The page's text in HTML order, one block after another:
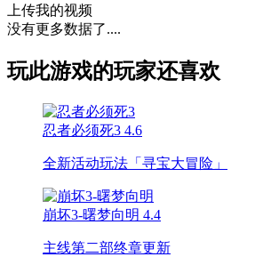
上传我的视频
没有更多数据了....
玩此游戏的玩家还喜欢
忍者必须死3 4.6
全新活动玩法「寻宝大冒险」
崩坏3-曙梦向明 4.4
主线第二部终章更新